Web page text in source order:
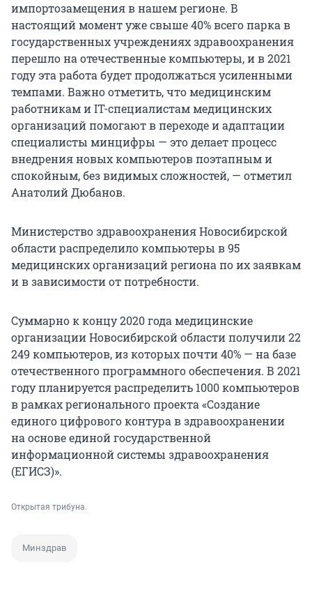
импортозамещения в нашем регионе. В
настоящий момент уже свыше 40% всего парка в
государственных учреждениях здравоохранения
перешло на отечественные компьютеры, и в 2021
году эта работа будет продолжаться усиленными
темпами. Важно отметить, что медицинским
работникам и IT-специалистам медицинских
организаций помогают в переходе и адаптации
специалисты минцифры — это делает процесс
внедрения новых компьютеров поэтапным и
спокойным, без видимых сложностей, — отметил
Анатолий Дюбанов.
Министерство здравоохранения Новосибирской
области распределило компьютеры в 95
медицинских организаций региона по их заявкам
и в зависимости от потребности.
Суммарно к концу 2020 года медицинские
организации Новосибирской области получили 22
249 компьютеров, из которых почти 40% — на базе
отечественного программного обеспечения. В 2021
году планируется распределить 1000 компьютеров
в рамках регионального проекта «Создание
единого цифрового контура в здравоохранении
на основе единой государственной
информационной системы здравоохранения
(ЕГИСЗ)».
Открытая трибуна.
Минздрав